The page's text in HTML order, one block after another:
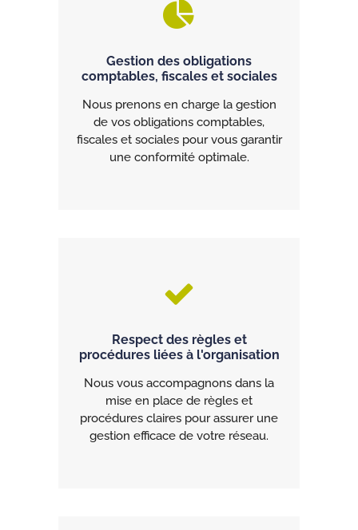
Gestion des obligations
comptables, fiscales et sociales
Nous prenons en charge la gestion
de vos obligations comptables,
fiscales et sociales pour vous garantir
une conformité optimale.
Respect des règles et
procédures liées à l'organisation
Nous vous accompagnons dans la
mise en place de règles et
procédures claires pour assurer une
gestion efficace de votre réseau.